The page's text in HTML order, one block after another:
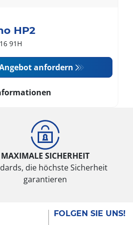
HP2
91H
anfordern
MAXIMALE SICHERHEIT
die höchste Sicherheit
garantieren
FOLGEN SIE UNS!